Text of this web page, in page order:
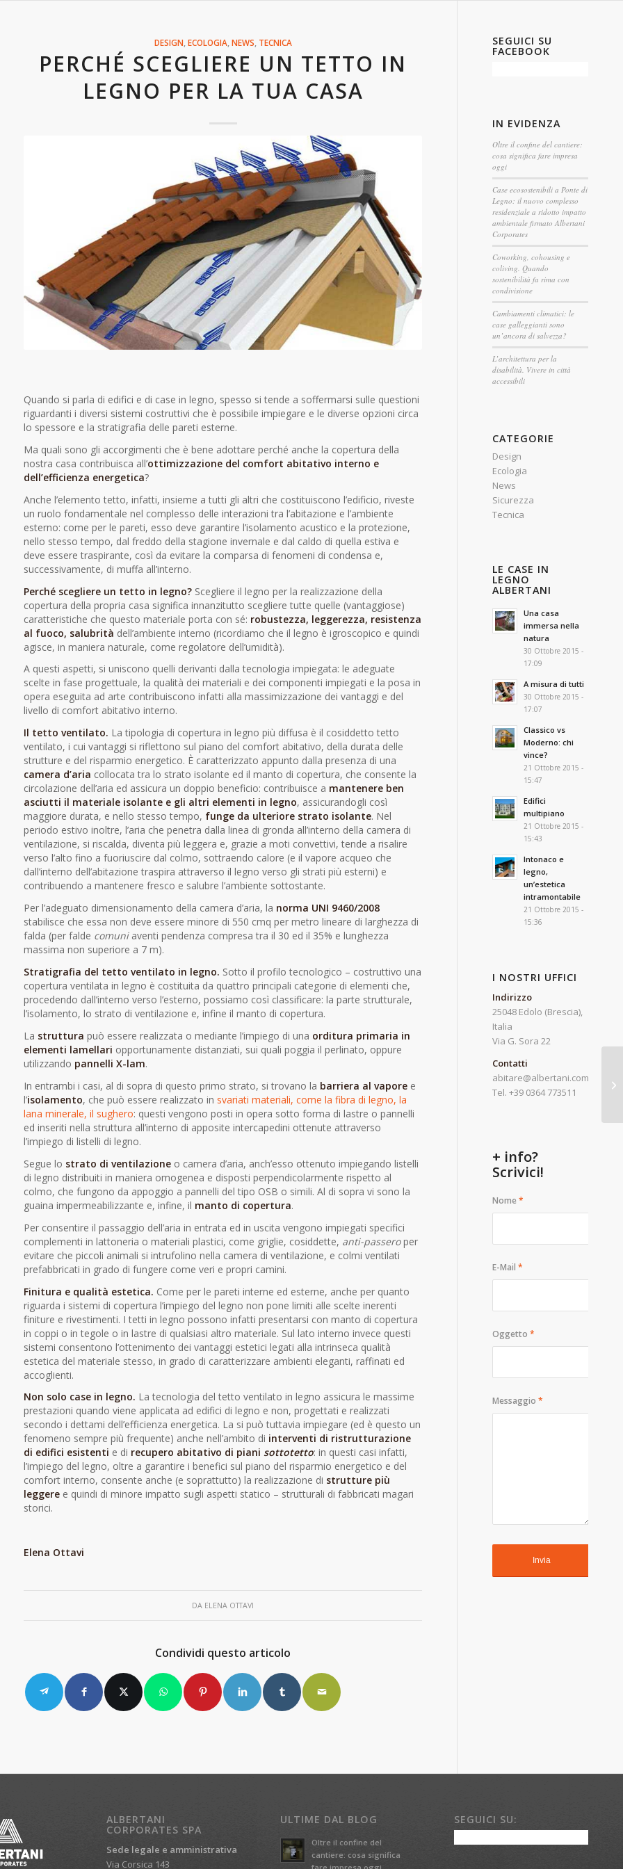
DESIGN ECOLOGIA, NEWS TECNICA
PERCHÉ SCEGLIERE UN TETTO IN
LEGNO PER LA TUA CASA
Quando si parla di edifici e di case in legno, spesso si tende a soffermarsi sulle questioni
riguardanti i diversi sistemi costruttivi che è possibile impiegare e le diverse opzioni circa
lo spessore e la stratigrafia delle pareti esterne.
Ma quali sono gli accorgimenti che è bene adottare perché anche la copertura della
nostra casa contribuisca all’ottimizzazione del comfort abitativo interno e
dell’efficienza energetica?
Anche l’elemento tetto, infatti, insieme a tutti gli altri che costituiscono l’edificio, riveste
un ruolo fondamentale nel complesso delle interazioni tra l’abitazione e l’ambiente
esterno: come per le pareti, esso deve garantire l’isolamento acustico e la protezione,
nello stesso tempo, dal freddo della stagione invernale e dal caldo di quella estiva e
deve essere traspirante, così da evitare la comparsa di fenomeni di condensa e,
successivamente, di muffa all’interno.
Perché scegliere un tetto in legno? Scegliere il legno per la realizzazione della
copertura della propria casa significa innanzitutto scegliere tutte quelle (vantaggiose)
caratteristiche che questo materiale porta con sé: robustezza, leggerezza, resistenza
al fuoco, salubrità dell’ambiente interno (ricordiamo che il legno è igroscopico e quindi
agisce, in maniera naturale, come regolatore dell’umidità).
A questi aspetti, si uniscono quelli derivanti dalla tecnologia impiegata: le adeguate
scelte in fase progettuale, la qualità dei materiali e dei componenti impiegati e la posa in
opera eseguita ad arte contribuiscono infatti alla massimizzazione dei vantaggi e del
livello di comfort abitativo interno.
Il tetto ventilato. La tipologia di copertura in legno più diffusa è il cosiddetto tetto
ventilato, i cui vantaggi si riflettono sul piano del comfort abitativo, della durata delle
strutture e del risparmio energetico. È caratterizzato appunto dalla presenza di una
camera d’aria collocata tra lo strato isolante ed il manto di copertura, che consente la
circolazione dell’aria ed assicura un doppio beneficio: contribuisce a mantenere ben
asciutti il materiale isolante e gli altri elementi in legno, assicurandogli così
maggiore durata, e nello stesso tempo, funge da ulteriore strato isolante. Nel
periodo estivo inoltre, l’aria che penetra dalla linea di gronda all’interno della camera di
ventilazione, si riscalda, diventa più leggera e, grazie a moti convettivi, tende a risalire
verso l’alto fino a fuoriuscire dal colmo, sottraendo calore (e il vapore acqueo che
dall’interno dell’abitazione traspira attraverso il legno verso gli strati più esterni) e
contribuendo a mantenere fresco e salubre l’ambiente sottostante.
Per l’adeguato dimensionamento della camera d’aria, la norma UNI 9460/2008
stabilisce che essa non deve essere minore di 550 cmq per metro lineare di larghezza di
falda (per falde comuniaventi pendenza compresa tra il 30 ed il 35% e lunghezza
massima non superiore a 7 m).
Stratigrafia del tetto ventilato in legno. Sotto il profilo tecnologico – costruttivo una
copertura ventilata in legno è costituita da quattro principali categorie di elementi che,
procedendo dall’interno verso l’esterno, possiamo così classificare: la parte strutturale,
l’isolamento, lo strato di ventilazione e, infine il manto di copertura.
La struttura può essere realizzata o mediante l’impiego di una orditura primaria in
elementi lamellari opportunamente distanziati, sui quali poggia il perlinato, oppure
utilizzando pannelli X-lam.
In entrambi i casi, al di sopra di questo primo strato, si trovano la barriera al vapore e
l’isolamento, che può essere realizzato in svariati materiali, come la fibra di legno, la
lana minerale, il sughero: questi vengono posti in opera sotto forma di lastre o pannelli
ed inseriti nella struttura all’interno di apposite intercapedini ottenute attraverso
l’impiego di listelli di legno.
Segue lo strato di ventilazione o camera d’aria, anch’esso ottenuto impiegando listelli
di legno distribuiti in maniera omogenea e disposti perpendicolarmente rispetto al
colmo, che fungono da appoggio a pannelli del tipo OSB o simili. Al di sopra vi sono la
guaina impermeabilizzante e, infine, il manto di copertura.
Per consentire il passaggio dell’aria in entrata ed in uscita vengono impiegati specifici
complementi in lattoneria o materiali plastici, come griglie, cosiddette, anti-passeroper
evitare che piccoli animali si intrufolino nella camera di ventilazione, e colmi ventilati
prefabbricati in grado di fungere come veri e propri camini.
Finitura e qualità estetica. Come per le pareti interne ed esterne, anche per quanto
riguarda i sistemi di copertura l’impiego del legno non pone limiti alle scelte inerenti
finiture e rivestimenti. I tetti in legno possono infatti presentarsi con manto di copertura
in coppi o in tegole o in lastre di qualsiasi altro materiale. Sul lato interno invece questi
sistemi consentono l’ottenimento dei vantaggi estetici legati alla intrinseca qualità
estetica del materiale stesso, in grado di caratterizzare ambienti eleganti, raffinati ed
accoglienti.
Non solo case in legno. La tecnologia del tetto ventilato in legno assicura le massime
prestazioni quando viene applicata ad edifici di legno e non, progettati e realizzati
secondo i dettami dell’efficienza energetica. La si può tuttavia impiegare (ed è questo un
fenomeno sempre più frequente) anche nell’ambito di interventi di ristrutturazione
di edifici esistenti e di recupero abitativo di piani sottotetto: in questi casi infatti,
l’impiego del legno, oltre a garantire i benefici sul piano del risparmio energetico e del
comfort interno, consente anche (e soprattutto) la realizzazione di strutture più
leggere e quindi di minore impatto sugli aspetti statico – strutturali di fabbricati magari
storici.
Elena Ottavi
DA ELENA OTTAVI
Condividi questo articolo
SEGUICI SU
FACEBOOK
IN EVIDENZA
Oltre il confine del cantiere:
cosa significa fare impresa
oggi
Case ecosostenibili a Ponte di
Legno: il nuovo complesso
residenziale a ridotto impatto
ambientale firmato Albertani
Corporates
Coworking, cohousing e
coliving. Quando
sostenibilità fa rima con
condivisione
Cambiamenti climatici: le
case galleggianti sono
un’ancora di salvezza?
L’architettura per la
disabilità. Vivere in città
accessibili
CATEGORIE
Design
Ecologia
News
Sicurezza
Tecnica
LE CASE IN
LEGNO
ALBERTANI
Una casa
immersa nella
natura
30 Ottobre 2015 -
17:09
A misura di tutti
30 Ottobre 2015 -
17:07
Classico vs
Moderno: chi
vince?
21 Ottobre 2015 -
15:47
Edifici
multipiano
21 Ottobre 2015 -
15:43
Intonaco e
legno,
un’estetica
intramontabile
21 Ottobre 2015 -
15:36
I NOSTRI UFFICI
Indirizzo
25048 Edolo (Brescia),
Italia
Via G. Sora 22
Contatti
abitare@albertani.com
Tel. +39 0364 773511
+ info?
Scrivici!
Nome*
E-Mail*
Oggetto*
Messaggio*
ALBERTANI
CORPORATES SPA
Sede legale e amministrativa
Via Corsica 143
ULTIME DAL BLOG
Oltre il confine del
cantiere: cosa significa
SEGUICI SU: